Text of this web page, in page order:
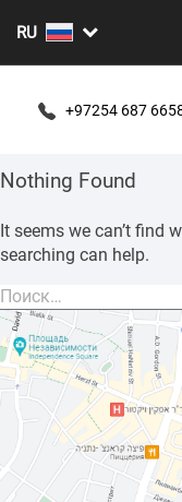
+97254 687
Nothing Found
It seems we can’t find
searching can help.
Найти: